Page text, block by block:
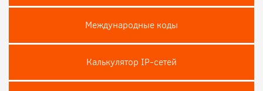
Международные коды
Калькулятор IP-сетей